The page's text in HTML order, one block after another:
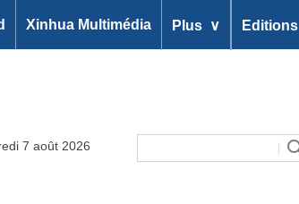
Xinhua Multimédia Plus ∨ Editions
7 août 2026